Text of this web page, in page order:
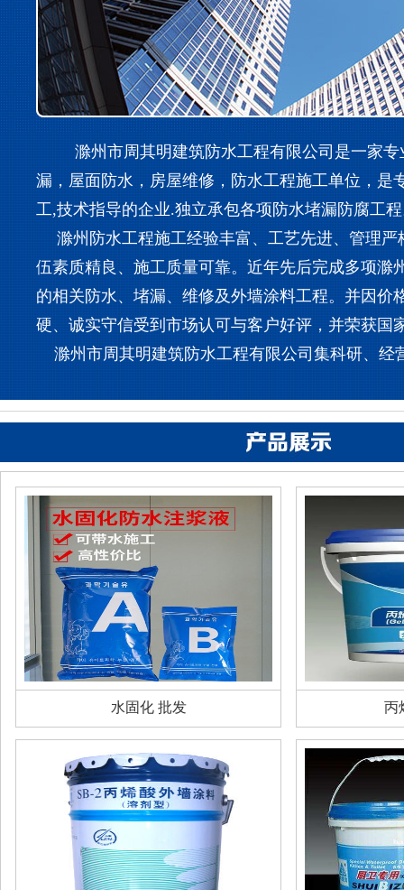
滁州市周其明建筑防水工程有限公司是一家
漏，屋面防水，房屋维修，防水工程施工单位，是
工,技术指导的企业.独立承包各项防水堵漏防腐工
滁州防水工程施工经验丰富、工艺先进、管理严
伍素质精良、施工质量可靠。近年先后完成多项滁
的相关防水、堵漏、维修及外墙涂料工程。并因价
硬、诚实守信受到市场认可与客户好评，并荣获国
滁州市周其明建筑防水工程有限公司集科研、经
水固化 批发 丙